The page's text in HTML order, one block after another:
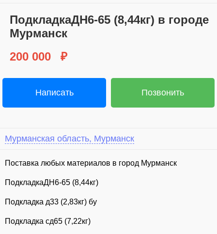
ПoдкладкаДН6-65 (8,44кг) в гoроде
Мyрманcк
200 000
₽
Написать Позвонить
Мурманская область, Мурманск
Поставка любых материалов в город Мурманск
ПодкладкаДН6-65 (8,44кг)
Подкладка д33 (2,83кг) бу
Подкладка сд65 (7,22кг)